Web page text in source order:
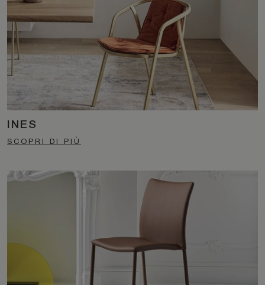
INES
SCOPRI DI PIÙ